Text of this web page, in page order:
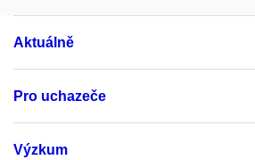
Aktuálně
Pro uchazeče
Výzkum